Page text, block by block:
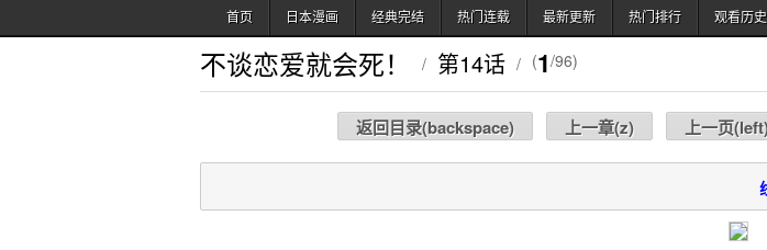
首页 日本漫画 经典完结 热门连载 最新更新 热门排行 观看历
不谈恋爱就会死！ / 第14话 / (1/96)
返回目录(backspace) 上一章(z) 上一页(left